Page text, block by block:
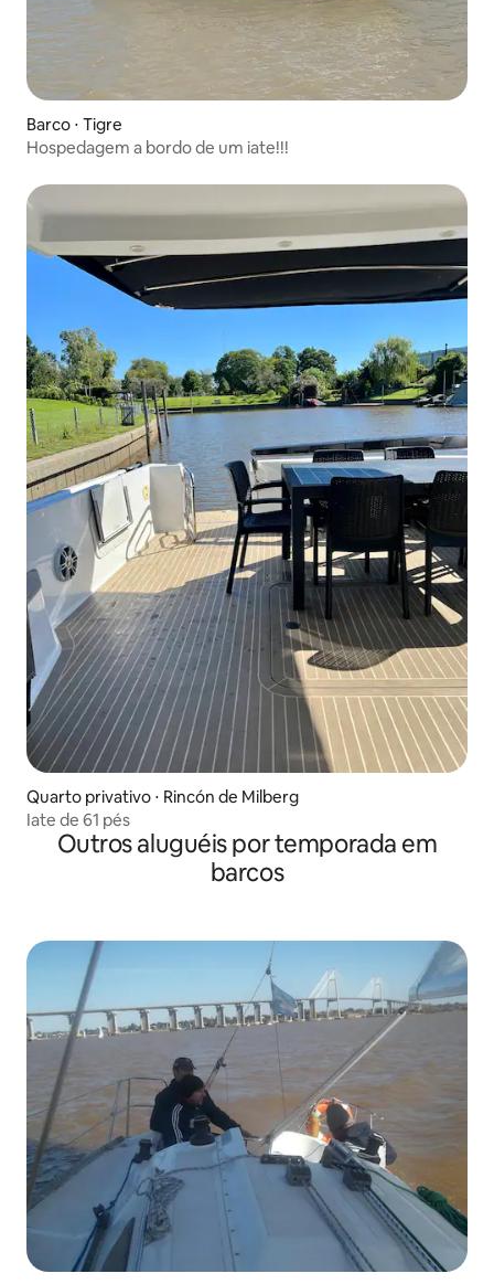
Barco ⋅ Tigre
Hospedagem a bordo de um iate!!!
Quarto privativo ⋅ Rincón de Milberg
Iate de 61 pés
Outros aluguéis por temporada em
barcos